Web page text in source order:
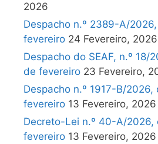
2026
Despacho n.º 2389-A/
fevereiro 24 Fevereiro, 2026
Despacho do SEAF, n.º 18/
de fevereiro 23 Fevereiro,
Despacho n.º 1917-B/2026,
fevereiro 13 Fevereiro, 2026
Decreto-Lei n.º 40-A/2026,
fevereiro 13 Fevereiro, 2026